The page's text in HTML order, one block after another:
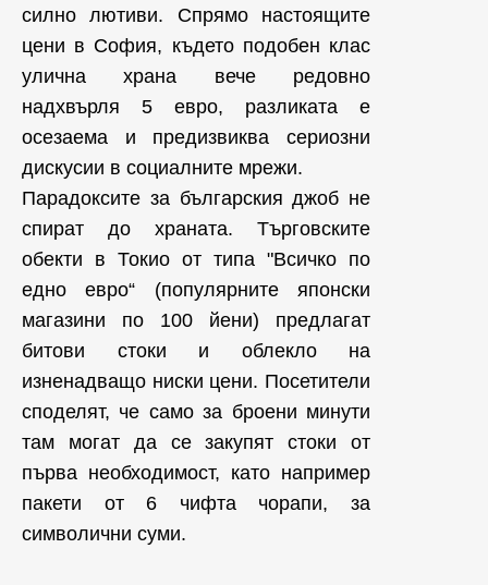
силно лютиви. Спрямо настоящите
цени в София, където подобен клас
улична храна вече редовно
надхвърля 5 евро, разликата е
осезаема и предизвиква сериозни
дискусии в социалните мрежи.
Парадоксите за българския джоб не
спират до храната. Търговските
обекти в Токио от типа "Всичко по
едно евро“ (популярните японски
магазини по 100 йени) предлагат
битови стоки и облекло на
изненадващо ниски цени. Посетители
споделят, че само за броени минути
там могат да се закупят стоки от
първа необходимост, като например
пакети от 6 чифта чорапи, за
символични суми.